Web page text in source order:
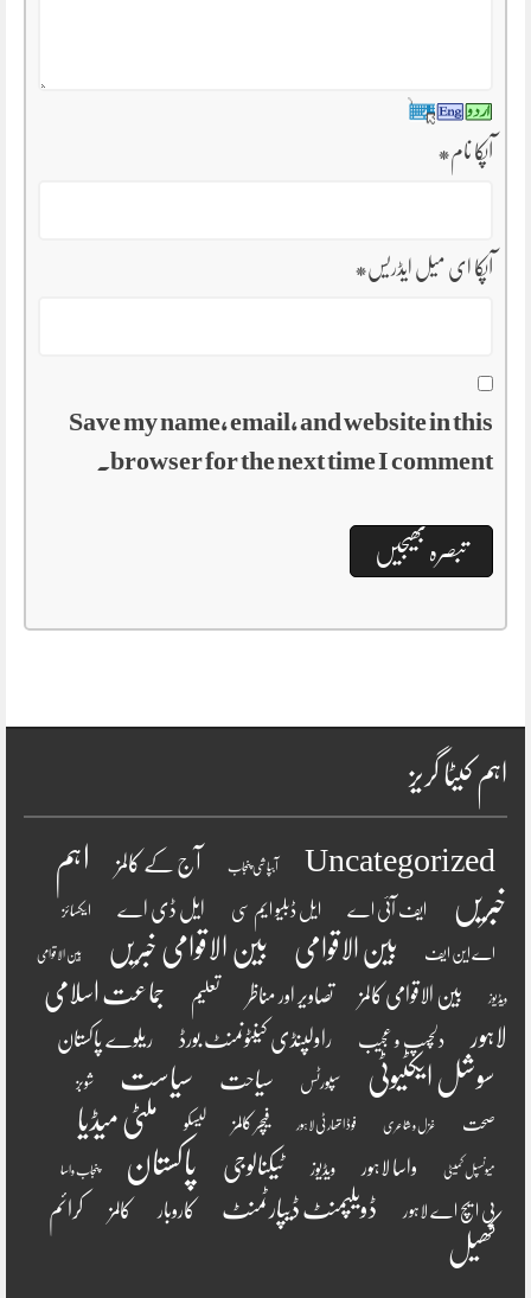
آپکا نام*
آپکا ای میل ایڈریس*
Save my name, email, and website in this
browser for the next time I comment.
اہم کیٹا گریز
Uncategorized آبپاشی پنجاب آج کے کالمز
اہم
خبریں
ایف آئی اے ایل ڈبلیو ایم سی ایل ڈی اے ایکسائز
اے این ایف بین الاقوامی بین الاقوامی خبریں بین الاقوامی
ویڈیوز بین الاقوامی کالمز تصاویر اور مناظر تعلیم
جماعت اسلامی
لاہور
دلچسپ و عجیب راولپنڈی کینٹونمنٹ بورڈ ریلوے پاکستان
سوشل ایکٹیوٹی سپورٹس سیاحت سیاست شوبز
صحت غزل و شاعری فوڈ اتھارٹی لاہور فیچر کالمز لیسکو ملٹی میڈیا
میونسپل کمیٹی واسا لاہور ویڈیوز ٹیکنالوجی پاکستان پنجاب واسا
پی ایچ اے لاہور ڈویلپمنٹ ڈیپارٹمنٹ کاروبار کالمز کرائم
کھیل